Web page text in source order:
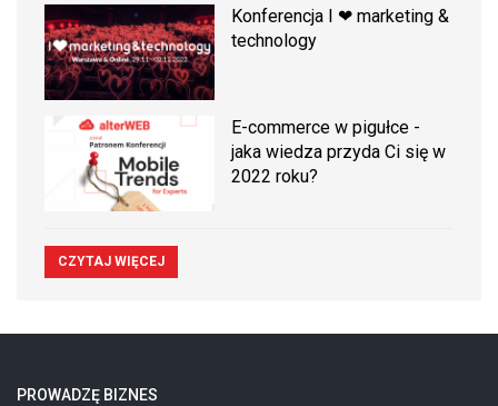
Konferencja I ❤ marketing &
technology
E-commerce w pigułce -
jaka wiedza przyda Ci się w
2022 roku?
CZYTAJ WIĘCEJ
PROWADZĘ BIZNES